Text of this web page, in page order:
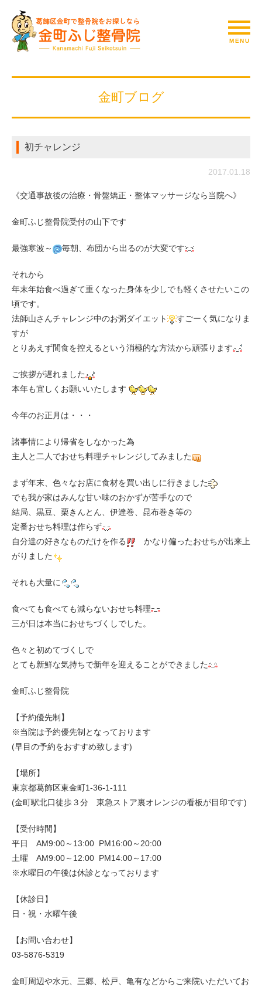
金町ブログ
初チャレンジ
2017.01.18
《交通事故後の治療・骨盤矯正・整体マッサージなら当院へ》
金町ふじ整骨院受付の山下です
最強寒波～ 毎朝、布団から出るのが大変です
それから
年末年始食べ過ぎて重くなった身体を少しでも軽くさせたいこの
頃です。
法師山さんチャレンジ中のお粥ダイエット
すごーく気になりま
すが
とりあえず間食を控えるという消極的な方法から頑張ります
ご挨拶が遅れました
本年も宜しくお願いいたします
今年のお正月は・・・
諸事情により帰省をしなかった為
主人と二人でおせち料理チャレンジしてみました
まず年末、色々なお店に食材を買い出しに行きました
でも我が家はみんな甘い味のおかずが苦手なので
結局、黒豆、栗きんとん、伊達巻、昆布巻き等の
定番おせち料理は作らず
自分達の好きなものだけを作る
かなり偏ったおせちが出来上
がりました
それも大量に
食べても食べても減らないおせち料理
三が日は本当におせちづくしでした。
色々と初めてづくしで
とても新鮮な気持ちで新年を迎えることができました
金町ふじ整骨院
【予約優先制】
※当院は予約優先制となっております
(早目の予約をおすすめ致します)
【場所】
東京都葛飾区東金町1-36-1-111
(金町駅北口徒歩３分 東急ストア裏オレンジの看板が目印です)
【受付時間】
平日 AM9:00～13:00 PM16:00～20:00
土曜 AM9:00～12:00 PM14:00～17:00
※水曜日の午後は休診となっております
【休診日】
日・祝・水曜午後
【お問い合わせ】
03-5876-5319
金町周辺や水元、三郷、松戸、亀有などからご来院いただいてお